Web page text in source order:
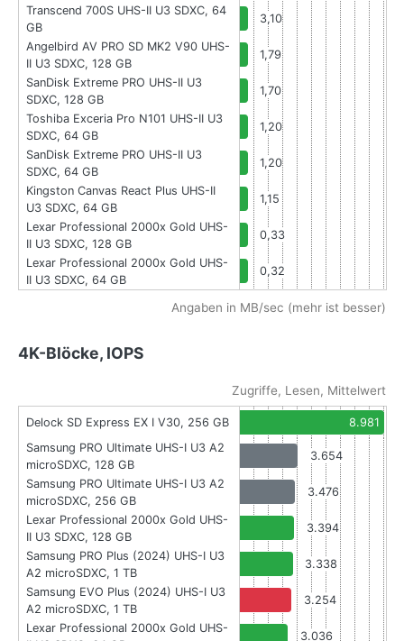
Transcend 700S UHS-II U3 SDXC, 64
GB
3,10
Angelbird AV PRO SD MK2 V90 UHS-
II U3 SDXC, 128 GB
1,79
SanDisk Extreme PRO UHS-II U3
SDXC, 128 GB
1,70
Toshiba Exceria Pro N101 UHS-II U3
SDXC, 64 GB
1,20
SanDisk Extreme PRO UHS-II U3
SDXC, 64 GB
1,20
Kingston Canvas React Plus UHS-II
U3 SDXC, 64 GB
1,15
Lexar Professional 2000x Gold UHS-
II U3 SDXC, 128 GB
0,33
Lexar Professional 2000x Gold UHS-
II U3 SDXC, 64 GB
0,32
Angaben in MB/sec (mehr ist besser)
4K-Blöcke, IOPS
Zugriffe, Lesen, Mittelwert
Delock SD Express EX I V30, 256 GB
8.981
Samsung PRO Ultimate UHS-I U3 A2
microSDXC, 128 GB
3.654
Samsung PRO Ultimate UHS-I U3 A2
microSDXC, 256 GB
3.476
Lexar Professional 2000x Gold UHS-
II U3 SDXC, 128 GB
3.394
Samsung PRO Plus (2024) UHS-I U3
A2 microSDXC, 1 TB
3.338
Samsung EVO Plus (2024) UHS-I U3
A2 microSDXC, 1 TB
3.254
Lexar Professional 2000x Gold UHS-
3.036